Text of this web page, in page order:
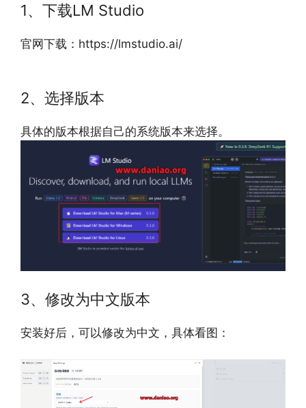
1、下载LM Studio
官网下载：https://lmstudio.ai/
2、选择版本
具体的版本根据自己的系统版本来选择。
3、修改为中文版本
安装好后，可以修改为中文，具体看图：